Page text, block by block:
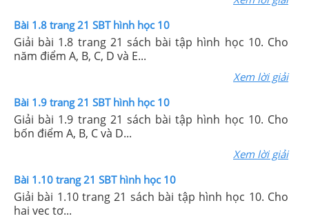
Bài 1.8 trang 21 SBT hình học 10
Giải bài 1.8 trang 21 sách bài tập hình học 10. Cho
năm điểm A, B, C, D và E...
Xem lời giải
Bài 1.9 trang 21 SBT hình học 10
Giải bài 1.9 trang 21 sách bài tập hình học 10. Cho
bốn điểm A, B, C và D...
Xem lời giải
Bài 1.10 trang 21 SBT hình học 10
Giải bài 1.10 trang 21 sách bài tập hình học 10. Cho
hai vec tơ...